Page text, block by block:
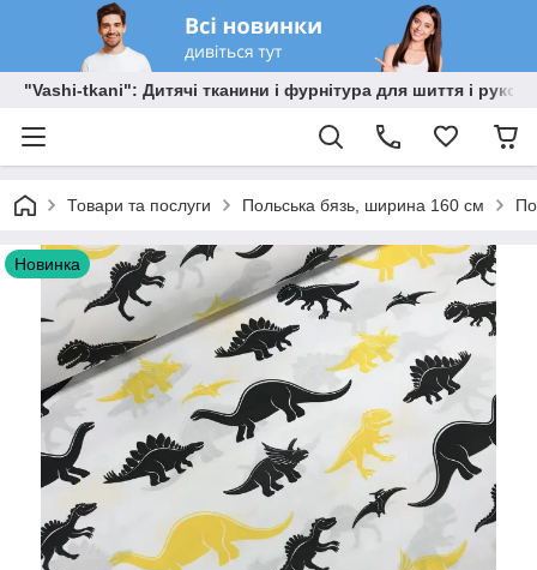
"Vashi-tkani": Дитячі тканини і фурнітура для шиття і
Товари та послуги Польська бязь, ширина 160 см
Новинка